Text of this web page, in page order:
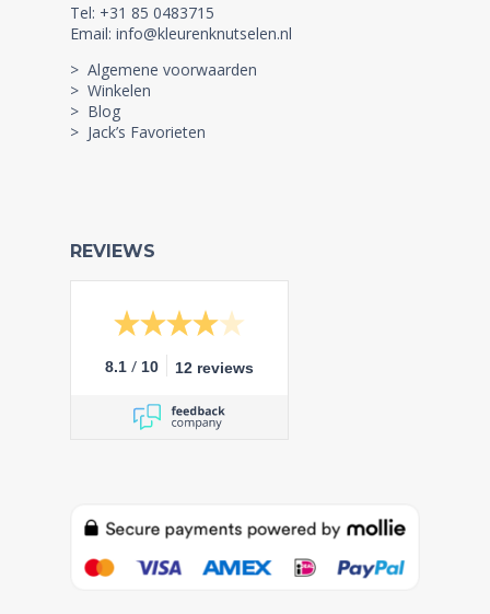
Tel: +31 85 0483715
Email: info@kleurenknutselen.nl
> Algemene voorwaarden
> Winkelen
> Blog
> Jack’s Favorieten
REVIEWS
8.1 / 10 12 reviews